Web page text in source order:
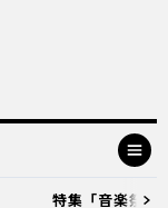
特集「音楽祭